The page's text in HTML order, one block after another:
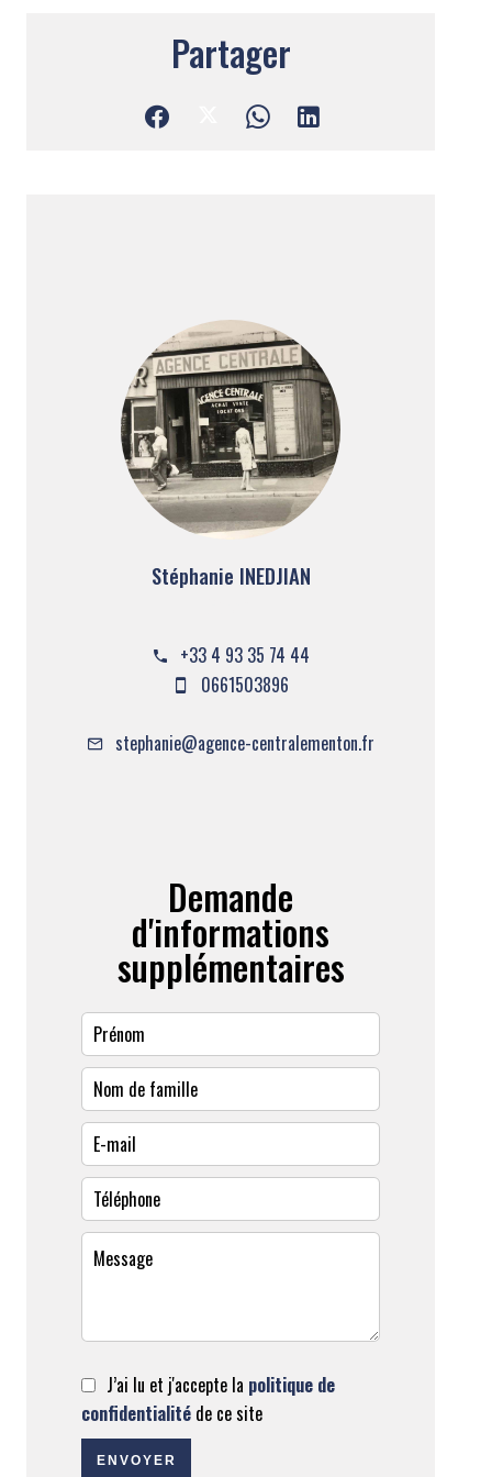
Partager
Stéphanie INEDJIAN
+33 4 93 35 74 44
0661503896
stephanie@agence-centralementon.fr
Demande
d'informations
supplémentaires
J’ai lu et j'accepte la politique de
confidentialité de ce site
ENVOYER